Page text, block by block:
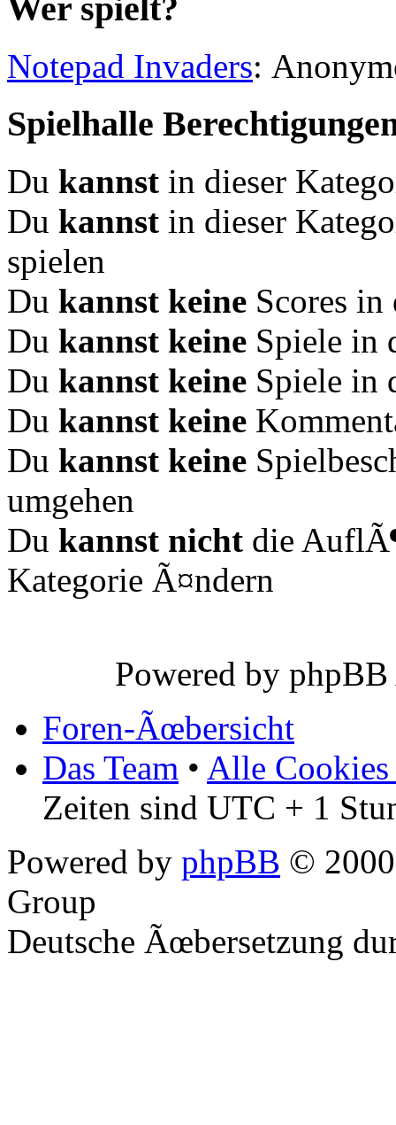
Wer spielt?
Notepad Invaders:
Spielhalle
Du kannst in dieser
Du kannst in dieser
spielen
Du kannst keine Scores in
Du kannst keine Spiele in
Du kannst keine Spiele in
Du kannst keine
Du kannst keine
umgehen
Du kannst nicht die
Kategorie Ã¤ndern
Powered by
Foren-Ãœbersicht
Das Team • Alle Cookies
Zeiten sind UTC + 1
Powered by phpBB ©
Group
Deutsche Ãœbersetzung